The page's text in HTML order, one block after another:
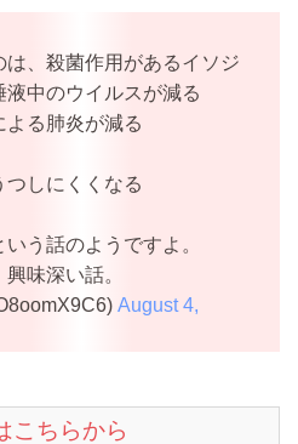
、殺菌作用があるイソジ
中のウイルスが減る
る肺炎が減る
しにくくなる
う話のようですよ。
味深い話。
August 4,
こちらから